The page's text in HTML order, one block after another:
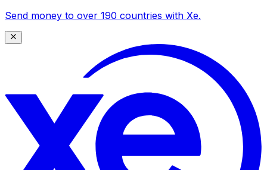
Send money to over 190 countries with Xe.